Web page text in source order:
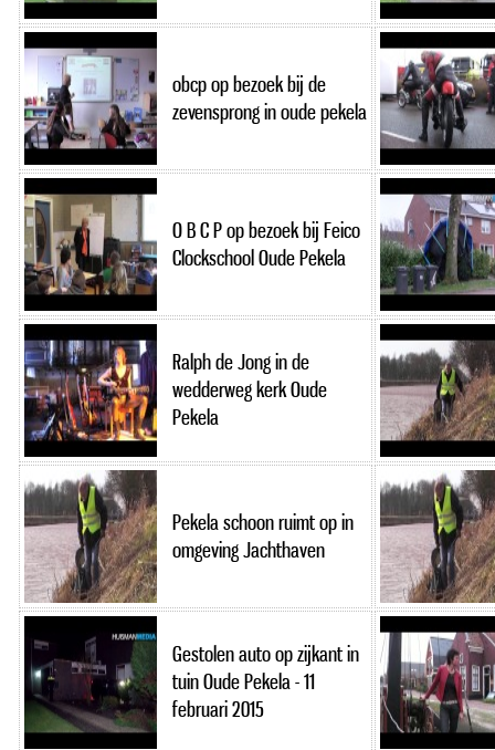
obcp op bezoek bij de
zevensprong in oude pekela
O B C P op bezoek bij Feico
Clockschool Oude Pekela
Ralph de Jong in de
wedderweg kerk Oude
Pekela
Pekela schoon ruimt op in
omgeving Jachthaven
Gestolen auto op zijkant in
tuin Oude Pekela - 11
februari 2015